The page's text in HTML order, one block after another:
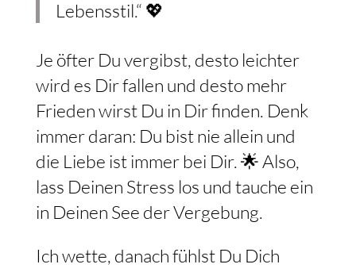
einmalige Sache, sie ist ein
Je öfter Du vergibst, desto leichter
wird es Dir fallen und desto mehr
Frieden wirst Du in Dir finden. Denk
immer daran: Du bist nie allein und
die Liebe ist immer bei Dir. 🌟 Also,
lass Deinen Stress los und tauche ein